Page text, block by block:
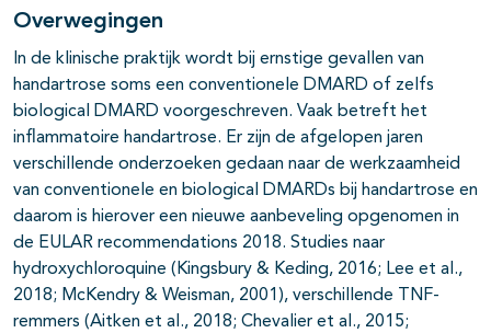
Overwegingen
In de klinische praktijk wordt bij ernstige gevallen van
handartrose soms een conventionele DMARD of zelfs
biological DMARD voorgeschreven. Vaak betreft het
inflammatoire handartrose. Er zijn de afgelopen jaren
verschillende onderzoeken gedaan naar de werkzaamheid
van conventionele en biological DMARDs bij handartrose en
daarom is hierover een nieuwe aanbeveling opgenomen in
de EULAR recommendations 2018. Studies naar
hydroxychloroquine (Kingsbury & Keding, 2016; Lee et al.,
2018; McKendry & Weisman, ​​2001), verschillende TNF-
remmers (Aitken et al., 2018; Chevalier et al., 2015;